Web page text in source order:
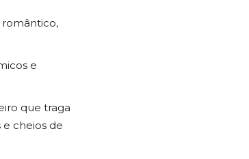
romântico,
e
que traga
cheios de